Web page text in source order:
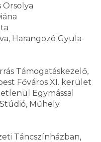
Orsolya
Harangozó Gyula-
Támogatáskezelő,
Főváros XI. kerület
Egymással
Műhely
Táncszínházban,